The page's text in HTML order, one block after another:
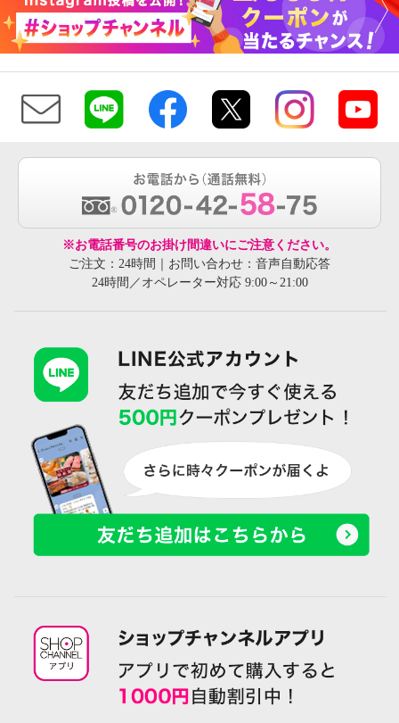
※お電話番号のお掛け間違いにご注意ください。
ご注文：24時間｜お問い合わせ：音声自動応答
24時間／オペレーター対応 9:00～21:00